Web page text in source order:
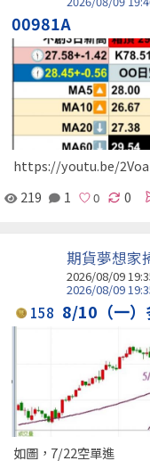
00981A
https://youtu.be/
219
1 0
期貨夢想家
2026/08/09
2026/08/09
158 8/10（一）
如圖，7/22空單進